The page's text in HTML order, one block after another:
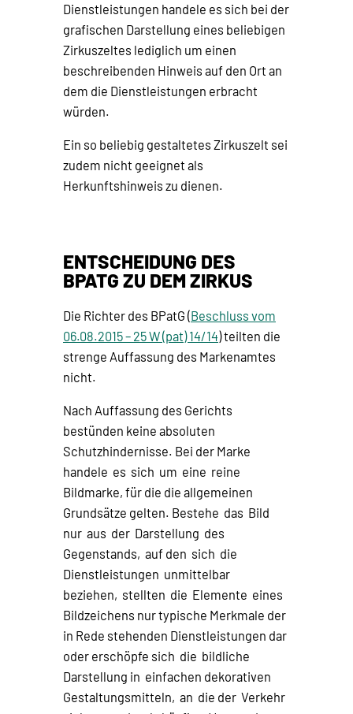
Dienstleistungen handele es sich bei der
grafischen Darstellung eines beliebigen
Zirkuszeltes lediglich um einen
beschreibenden Hinweis auf den Ort an
dem die Dienstleistungen erbracht
würden.
Ein so beliebig gestaltetes Zirkuszelt sei
zudem nicht geeignet als
Herkunftshinweis zu dienen.
ENTSCHEIDUNG DES
BPATG ZU DEM ZIRKUS
Die Richter des BPatG (Beschluss vom
06.08.2015 – 25 W (pat) 14/14) teilten die
strenge Auffassung des Markenamtes
nicht.
Nach Auffassung des Gerichts
bestünden keine absoluten
Schutzhindernisse. Bei der Marke
handele es sich um eine reine
Bildmarke, für die die allgemeinen
Grundsätze gelten. Bestehe das Bild
nur aus der Darstellung des
Gegenstands, auf den sich die
Dienstleistungen unmittelbar
beziehen, stellten die Elemente eines
Bildzeichens nur typische Merkmale der
in Rede stehenden Dienstleistungen dar
oder erschöpfe sich die bildliche
Darstellung in einfachen dekorativen
Gestaltungsmitteln, an die der Verkehr